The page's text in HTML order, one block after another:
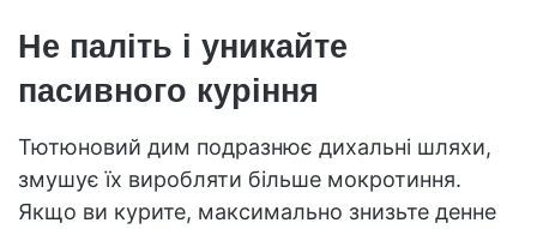
Не паліть і уникайте
пасивного куріння
Тютюновий дим подразнює дихальні шляхи,
змушує їх виробляти більше мокротиння.
Якщо ви курите, максимально знизьте денне